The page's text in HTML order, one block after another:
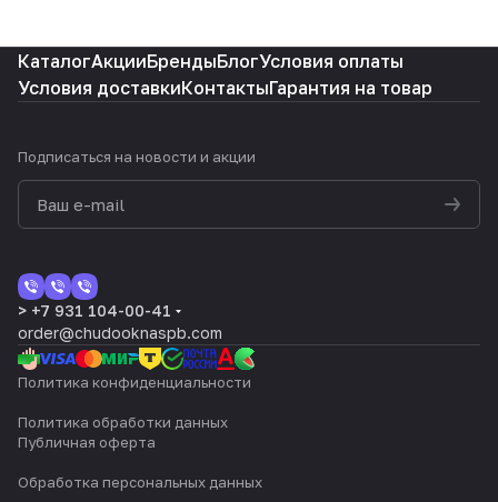
КаталогАкцииБрендыБлогУсловия оплаты
Условия доставкиКонтактыГарантия на товар
Подписаться на новости и акции
> +7 931 104-00-41
order@chudooknaspb.com
Политика конфиденциальности
Политика обработки данных
Публичная оферта
Обработка персональных данных